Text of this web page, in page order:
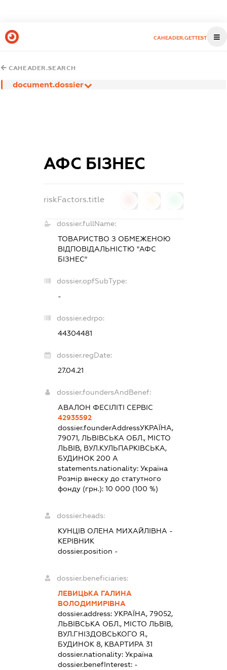
CAHEADER.GETTEST
CAHEADER.SEARCH
document.dossier
АФС БІЗНЕС
riskFactors.title
dossier.fullName:
ТОВАРИСТВО З ОБМЕЖЕНОЮ
ВІДПОВІДАЛЬНІСТЮ "АФС
БІЗНЕС"
dossier.opfSubType:
-
dossier.edrpo:
44304481
dossier.regDate:
27.04.21
dossier.foundersAndBenef:
АВАЛОН ФЕСІЛІТІ СЕРВІС
42935592
dossier.founderAddressУКРАЇНА,
79071, ЛЬВІВСЬКА ОБЛ., МІСТО
ЛЬВІВ, ВУЛ.КУЛЬПАРКІВСЬКА,
БУДИНОК 200 А
statements.nationality:Україна
Розмір внеску до статутного
фонду (грн.):10 000 (100 %)
dossier.heads:
КУНЦІВ ОЛЕНА МИХАЙЛІВНА -
КЕРІВНИК
dossier.position -
dossier.beneficiaries:
ЛЕВИЦЬКА ГАЛИНА
ВОЛОДИМИРІВНА
dossier.address:УКРАЇНА, 79052,
ЛЬВІВСЬКА ОБЛ., МІСТО ЛЬВІВ,
ВУЛ.ГНІЗДОВСЬКОГО Я.,
БУДИНОК 8, КВАРТИРА 31
dossier.nationality:Україна
dossier.benefInterest: -